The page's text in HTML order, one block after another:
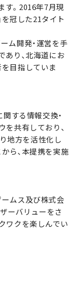
す。2016年7月現
を冠した21タイト
ム開発・運営を手
り、北海道にお
目指していま
する情報交換・
を共有しており、
地方を活性化し
ら、本提携を実施
ムス及び株式会
ーバリューをさ
ワクを楽しんでい